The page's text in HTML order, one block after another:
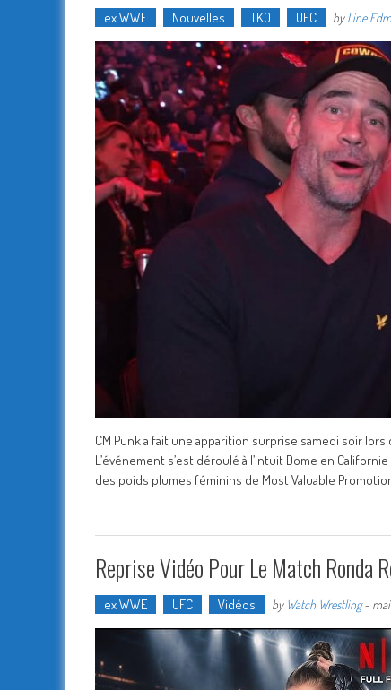
ex WWE Nouvelles TKO UFC byLine
CM Punk a fait une apparition surprise samedi soir
L’événement s’est déroulé à l’Intuit Dome en
des poids plumes féminins de Most Valuable
Reprise Vidéo Pour Le Match Ronda
ex WWE UFC Vidéos by Watch Wrestling-